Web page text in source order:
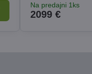
Na predajni 1ks
2099 €